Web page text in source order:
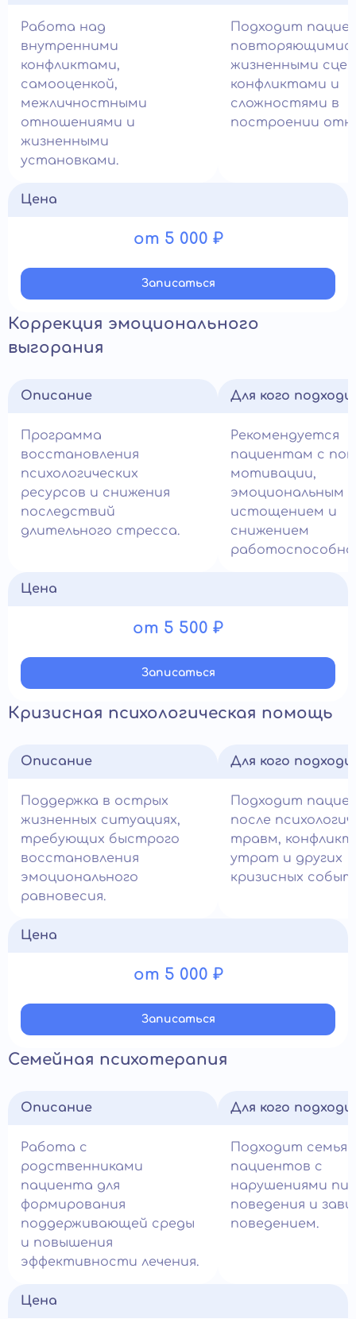
Работа над
внутренними
конфликтами,
самооценкой,
межличностными
отношениями и
жизненными
установками.
Подходит
жизненными
конфликтами и
сложностями в
построении
Цена
от 5 000 ₽
Записатьcя
Коррекция эмоционального
выгорания
Описание
Программа
восстановления
психологических
ресурсов и снижения
последствий
длительного стресса.
Для кого
Рекомендуется
пациентам с
мотивации,
эмоциональным
истощением и
снижением
Цена
от 5 500 ₽
Записатьcя
Кризисная психологическая помощь
Описание
Поддержка в острых
жизненных ситуациях,
требующих быстрого
восстановления
эмоционального
равновесия.
Для кого
Подходит
после
травм,
утрат и других
кризисных
Цена
от 5 000 ₽
Записатьcя
Семейная психотерапия
Описание
Работа с
родственниками
пациента для
формирования
поддерживающей среды
и повышения
эффективности лечения.
Для кого
Подходит
пациентов с
нарушениями
поведения и
поведением.
Цена